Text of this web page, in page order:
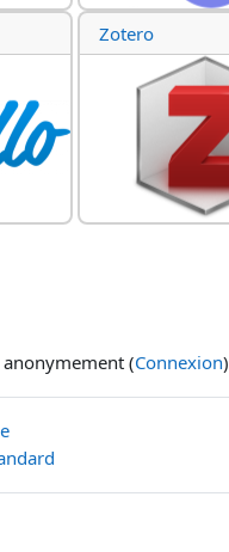
Zotero
anonymement (Connexion)